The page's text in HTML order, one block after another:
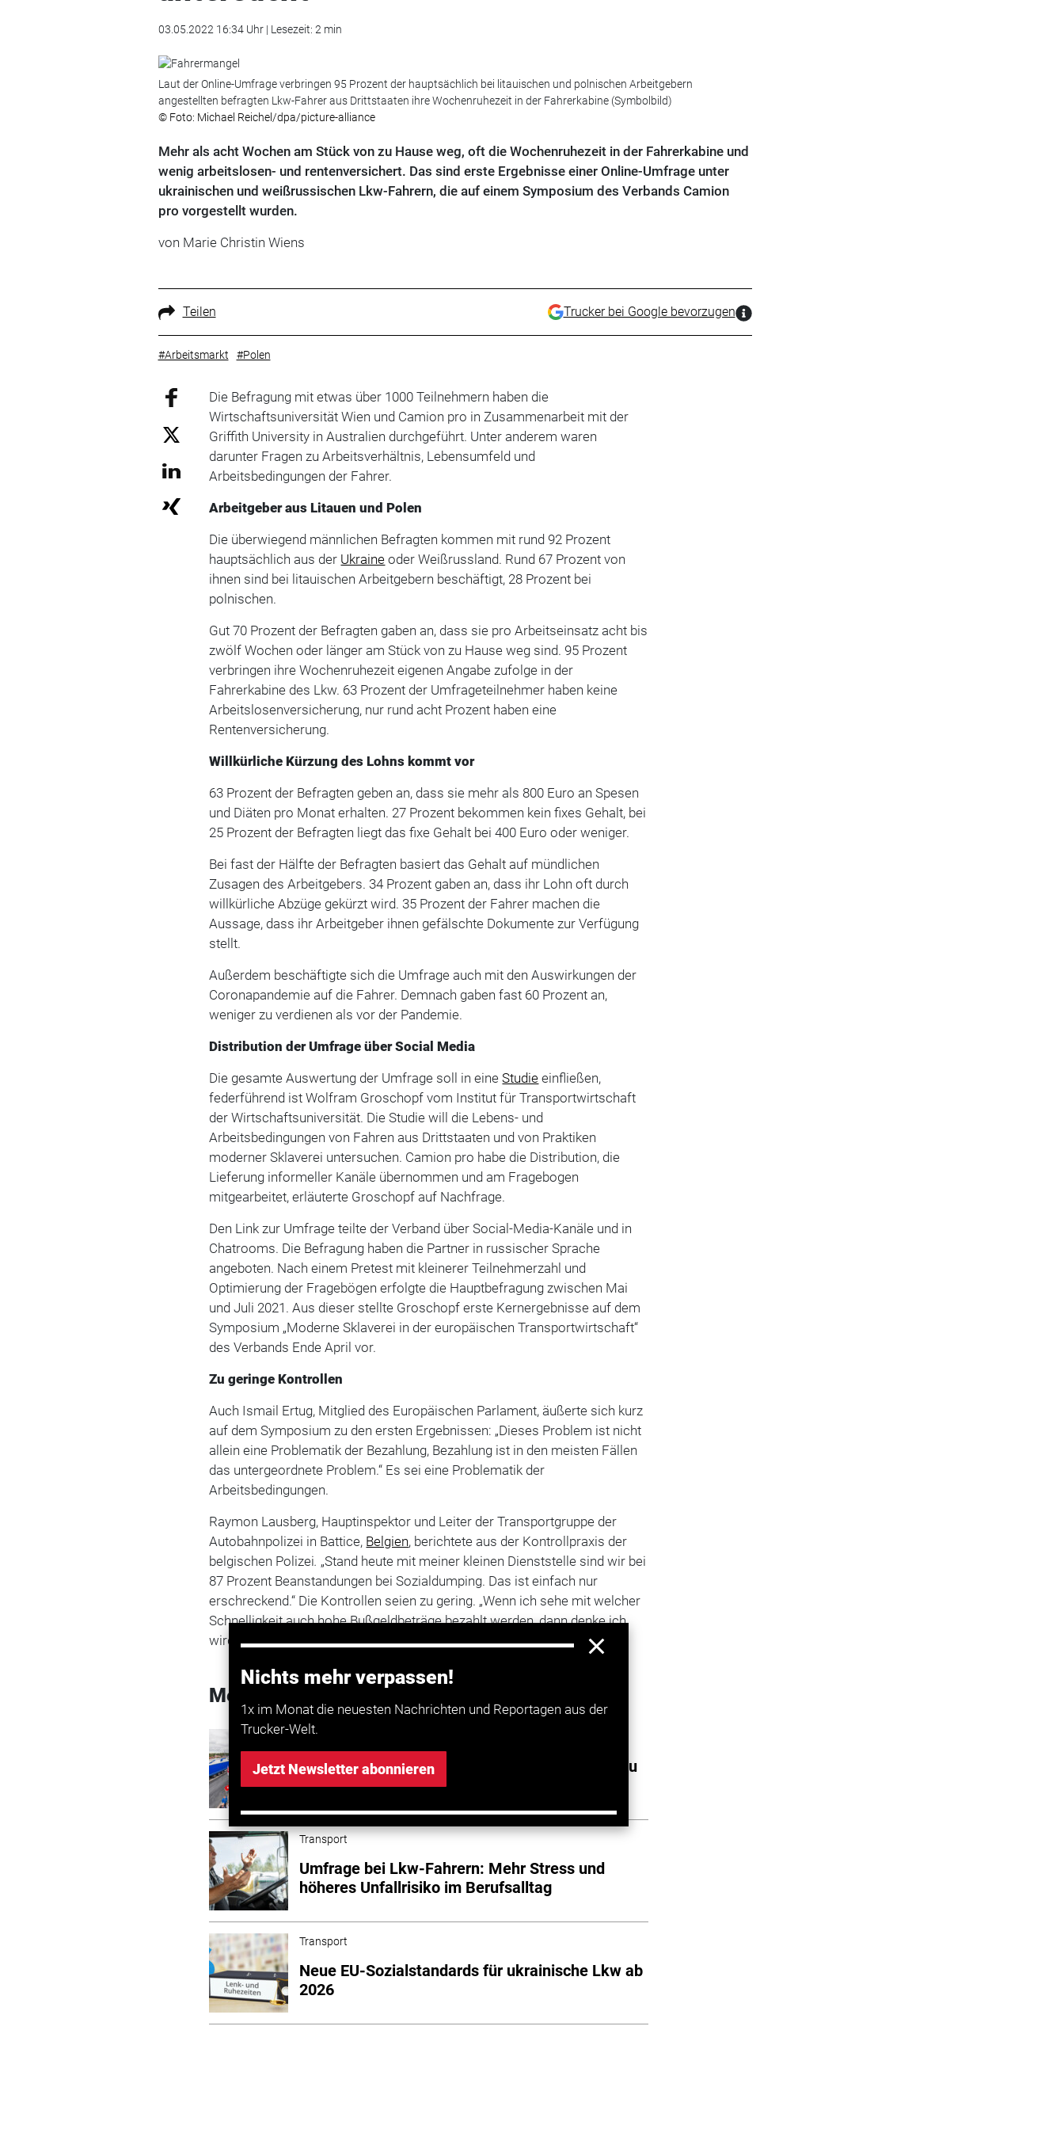
03.05.2022 16:34 Uhr | Lesezeit: 2 min
Laut der Online-Umfrage verbringen 95 Prozent der hauptsächlich bei litauischen und polnischen Arbeitgebern
angestellten befragten Lkw-Fahrer aus Drittstaaten ihre Wochenruhezeit in der Fahrerkabine (Symbolbild)
© Foto: Michael Reichel/dpa/picture-alliance
Mehr als acht Wochen am Stück von zu Hause weg, oft die Wochenruhezeit in der Fahrerkabine und
wenig arbeitslosen- und rentenversichert. Das sind erste Ergebnisse einer Online-Umfrage unter
ukrainischen und weißrussischen Lkw-Fahrern, die auf einem Symposium des Verbands Camion
pro vorgestellt wurden.
von Marie Christin Wiens
Teilen Trucker bei Google bevorzugen
#Arbeitsmarkt #Polen
Nichts mehr verpassen!
1x im Monat die neuesten Nachrichten und Reportagen aus der
Trucker-Welt.
Jetzt Newsletter abonnieren
Die Befragung mit etwas über 1000 Teilnehmern haben die
Wirtschaftsuniversität Wien und Camion pro in Zusammenarbeit mit der
Griffith University in Australien durchgeführt. Unter anderem waren
darunter Fragen zu Arbeitsverhältnis, Lebensumfeld und
Arbeitsbedingungen der Fahrer.
Arbeitgeber aus Litauen und Polen
Die überwiegend männlichen Befragten kommen mit rund 92 Prozent
hauptsächlich aus der Ukraine oder Weißrussland. Rund 67 Prozent von
ihnen sind bei litauischen Arbeitgebern beschäftigt, 28 Prozent bei
polnischen.
Gut 70 Prozent der Befragten gaben an, dass sie pro Arbeitseinsatz acht bis
zwölf Wochen oder länger am Stück von zu Hause weg sind. 95 Prozent
verbringen ihre Wochenruhezeit eigenen Angabe zufolge in der
Fahrerkabine des Lkw. 63 Prozent der Umfrageteilnehmer haben keine
Arbeitslosenversicherung, nur rund acht Prozent haben eine
Rentenversicherung.
Willkürliche Kürzung des Lohns kommt vor
63 Prozent der Befragten geben an, dass sie mehr als 800 Euro an Spesen
und Diäten pro Monat erhalten. 27 Prozent bekommen kein fixes Gehalt, bei
25 Prozent der Befragten liegt das fixe Gehalt bei 400 Euro oder weniger.
Bei fast der Hälfte der Befragten basiert das Gehalt auf mündlichen
Zusagen des Arbeitgebers. 34 Prozent gaben an, dass ihr Lohn oft durch
willkürliche Abzüge gekürzt wird. 35 Prozent der Fahrer machen die
Aussage, dass ihr Arbeitgeber ihnen gefälschte Dokumente zur Verfügung
stellt.
Außerdem beschäftigte sich die Umfrage auch mit den Auswirkungen der
Coronapandemie auf die Fahrer. Demnach gaben fast 60 Prozent an,
weniger zu verdienen als vor der Pandemie.
Distribution der Umfrage über Social Media
Die gesamte Auswertung der Umfrage soll in eineStudie einfließen,
federführend ist Wolfram Groschopf vom Institut für Transportwirtschaft
der Wirtschaftsuniversität. Die Studie will die Lebens- und
Arbeitsbedingungen von Fahren aus Drittstaaten und von Praktiken
moderner Sklaverei untersuchen. Camion pro habe die Distribution, die
Lieferung informeller Kanäle übernommen und am Fragebogen
mitgearbeitet, erläuterte Groschopf auf Nachfrage.
Den Link zur Umfrage teilte der Verband über Social-Media-Kanäle und in
Chatrooms. Die Befragung haben die Partner in russischer Sprache
angeboten. Nach einem Pretest mit kleinerer Teilnehmerzahl und
Optimierung der Fragebögen erfolgte die Hauptbefragung zwischen Mai
und Juli 2021. Aus dieser stellte Groschopf erste Kernergebnisse auf dem
Symposium „Moderne Sklaverei in der europäischen Transportwirtschaft“
des Verbands Ende April vor.
Zu geringe Kontrollen
Auch Ismail Ertug, Mitglied des Europäischen Parlament, äußerte sich kurz
auf dem Symposium zu den ersten Ergebnissen: „Dieses Problem ist nicht
allein eine Problematik der Bezahlung, Bezahlung ist in den meisten Fällen
das untergeordnete Problem.“ Es sei eine Problematik der
Arbeitsbedingungen.
Raymon Lausberg, Hauptinspektor und Leiter der Transportgruppe der
Autobahnpolizei in Battice, Belgien, berichtete aus der Kontrollpraxis der
belgischen Polizei. „Stand heute mit meiner kleinen Dienststelle sind wir bei
87 Prozent Beanstandungen bei Sozialdumping. Das ist einfach nur
erschreckend.“ Die Kontrollen seien zu gering. „Wenn ich sehe mit welcher
Schnelligkeit auch hohe Bußgeldbeträge bezahlt werden, dann denke ich,
wird es einfach in Kauf genommen, mal erwischt zu werden.“ (mwi)
Mehr zum Thema entdecken
Transport
Studie: Bedingungen für Lkw-Fahrer gehören zu
Auftraggeber-Verantwortung
Transport
Umfrage bei Lkw-Fahrern: Mehr Stress und
höheres Unfallrisiko im Berufsalltag
Transport
Neue EU-Sozialstandards für ukrainische Lkw ab
2026